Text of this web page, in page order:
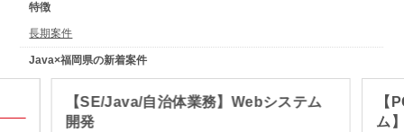
特徴
長期案件
Java×福岡県の新着案件
【SE/Java/自治体業務】Webシステム
開発
【
ム